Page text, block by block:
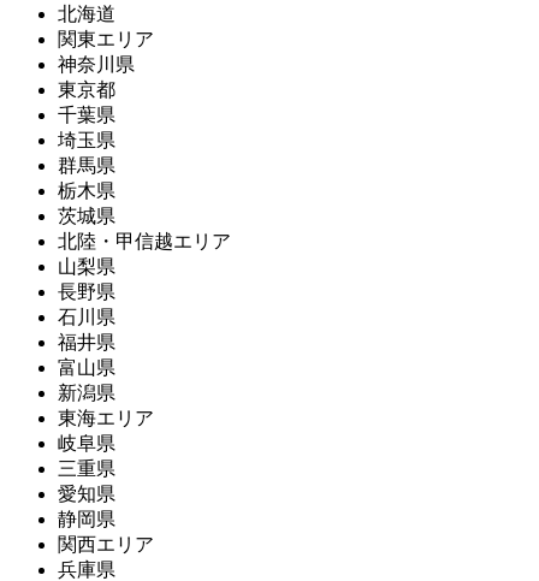
北海道
関東エリア
神奈川県
東京都
千葉県
埼玉県
群馬県
栃木県
茨城県
北陸・甲信越エリア
山梨県
長野県
石川県
福井県
富山県
新潟県
東海エリア
岐阜県
三重県
愛知県
静岡県
関西エリア
兵庫県